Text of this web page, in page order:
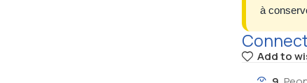
à
Add to